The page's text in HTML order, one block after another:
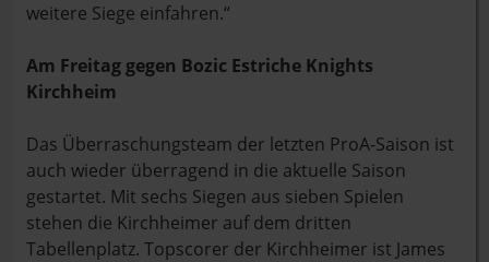
weitere Siege einfahren.“
Am Freitag gegen Bozic Estriche Knights
Kirchheim
Das Überraschungsteam der letzten ProA-Saison ist
auch wieder überragend in die aktuelle Saison
gestartet. Mit sechs Siegen aus sieben Spielen
stehen die Kirchheimer auf dem dritten
Tabellenplatz. Topscorer der Kirchheimer ist James